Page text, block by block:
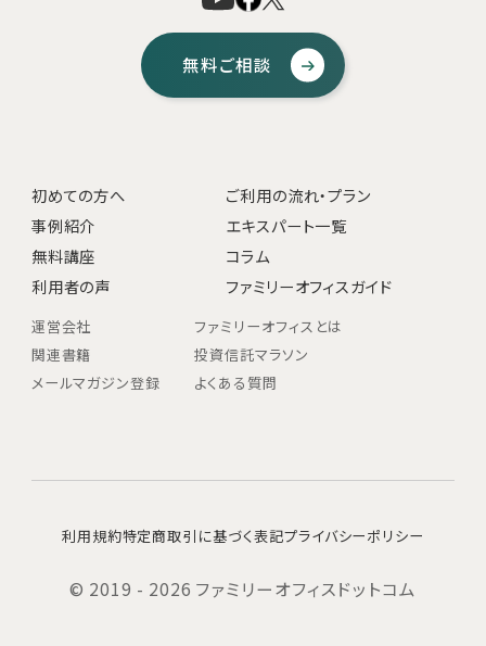
無料ご相談
初めての方へ
ご利用の流れ・プラン
事例紹介
エキスパート一覧
無料講座
コラム
利用者の声
ファミリーオフィスガイド
運営会社
ファミリーオフィスとは
関連書籍
投資信託マラソン
メールマガジン登録
よくある質問
利用規約特定商取引に基づく表記プライバシーポリシー
© 2019 - 2026 ファミリーオフィスドットコム